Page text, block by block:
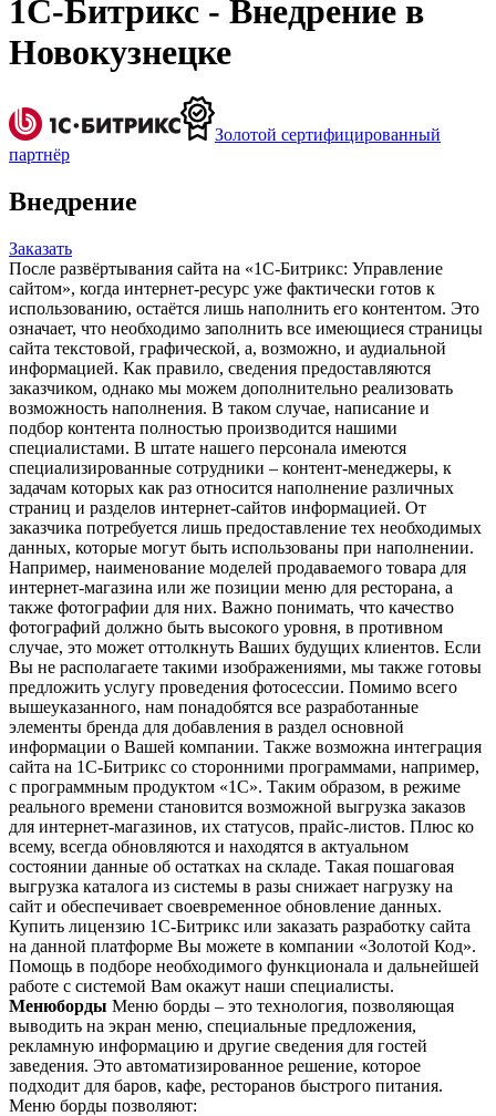
1С-Битрикс - Внедрение в
Новокузнецке
Золотой сертифицированный
партнёр
Внедрение
Заказать
После развёртывания сайта на «1С-Битрикс: Управление
сайтом», когда интернет-ресурс уже фактически готов к
использованию, остаётся лишь наполнить его контентом. Это
означает, что необходимо заполнить все имеющиеся страницы
сайта текстовой, графической, а, возможно, и аудиальной
информацией. Как правило, сведения предоставляются
заказчиком, однако мы можем дополнительно реализовать
возможность наполнения. В таком случае, написание и
подбор контента полностью производится нашими
специалистами. В штате нашего персонала имеются
специализированные сотрудники – контент-менеджеры, к
задачам которых как раз относится наполнение различных
страниц и разделов интернет-сайтов информацией. От
заказчика потребуется лишь предоставление тех необходимых
данных, которые могут быть использованы при наполнении.
Например, наименование моделей продаваемого товара для
интернет-магазина или же позиции меню для ресторана, а
также фотографии для них. Важно понимать, что качество
фотографий должно быть высокого уровня, в противном
случае, это может оттолкнуть Ваших будущих клиентов. Если
Вы не располагаете такими изображениями, мы также готовы
предложить услугу проведения фотосессии. Помимо всего
вышеуказанного, нам понадобятся все разработанные
элементы бренда для добавления в раздел основной
информации о Вашей компании. Также возможна интеграция
сайта на 1С-Битрикс со сторонними программами, например,
с программным продуктом «1С». Таким образом, в режиме
реального времени становится возможной выгрузка заказов
для интернет-магазинов, их статусов, прайс-листов. Плюс ко
всему, всегда обновляются и находятся в актуальном
состоянии данные об остатках на складе. Такая пошаговая
выгрузка каталога из системы в разы снижает нагрузку на
сайт и обеспечивает своевременное обновление данных.
Купить лицензию 1С-Битрикс или заказать разработку сайта
на данной платформе Вы можете в компании «Золотой Код».
Помощь в подборе необходимого функционала и дальнейшей
работе с системой Вам окажут наши специалисты.
Менюборды Меню борды – это технология, позволяющая
выводить на экран меню, специальные предложения,
рекламную информацию и другие сведения для гостей
заведения. Это автоматизированное решение, которое
подходит для баров, кафе, ресторанов быстрого питания.
Меню борды позволяют: